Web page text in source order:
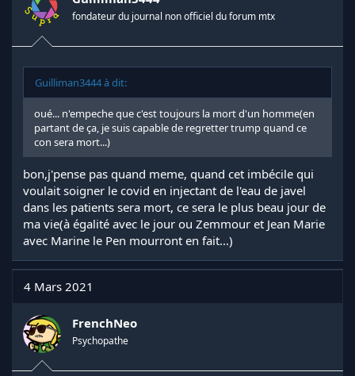
fondateur du journal non officiel du forum mtx
Guilliman3444 à dit:
oué... n'empeche que c'est toujours la mort d'un homme(en
partant de ça, je suis capable de regretter trump quand ce
con sera mort...)
bon,j'pense pas quand meme, quand cet imbécile qui
voulait soigner le covid en injectant de l'eau de javel
dans les patients sera mort, ce sera le plus beau jour de
ma vie(à égalité avec le jour ou Zemmour et Jean Marie
avec Marine le Pen mourront en fait...)
4 Mars 2021
FrenchNeo
Psychopathe